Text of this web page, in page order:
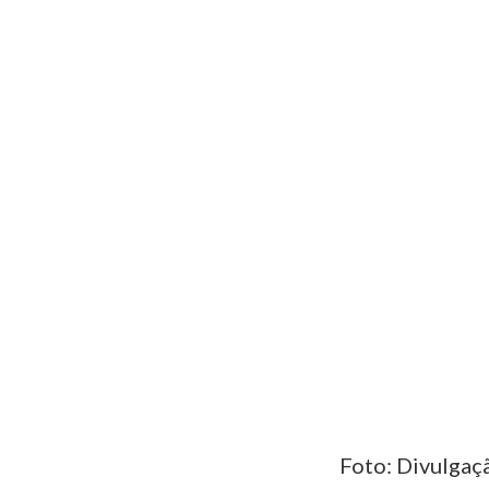
Foto: